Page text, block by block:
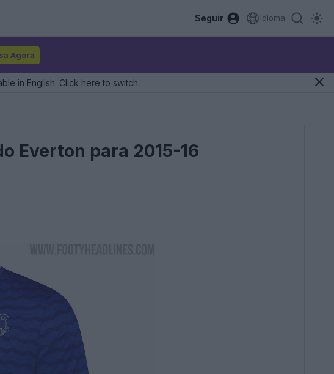
Seguir Idioma
Agora
in English. Click here to switch.
Everton para 2015-16